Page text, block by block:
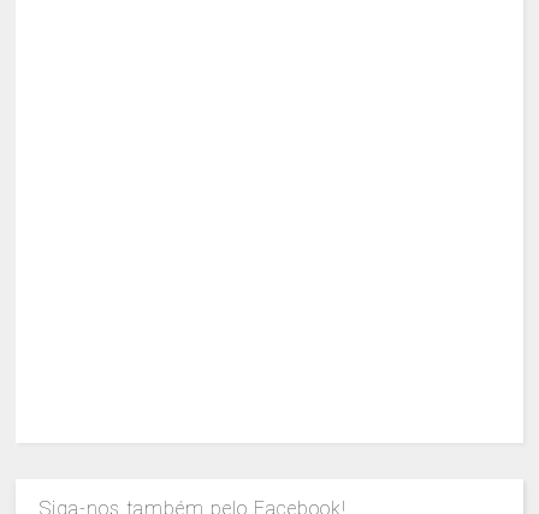
Siga-nos também pelo Facebook!